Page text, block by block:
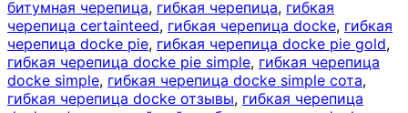
битумная черепица, гибкая черепица, гибкая
черепица certainteed, гибкая черепица docke, гибкая
черепица docke pie, гибкая черепица docke pie gold,
гибкая черепица docke pie simple, гибкая черепица
docke simple, гибкая черепица docke simple сота,
гибкая черепица docke отзывы, гибкая черепица